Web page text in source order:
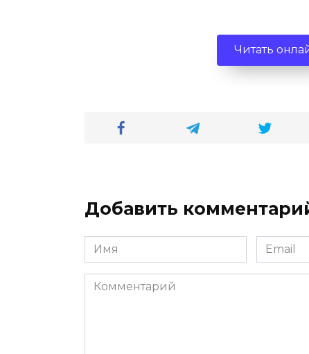
Читать
Добавить
Имя
*
Email
*
Комментарий